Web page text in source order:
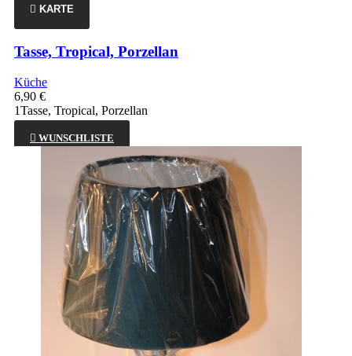
 KARTE
Tasse, Tropical, Porzellan
Küche
6,90 €
1Tasse, Tropical, Porzellan
 WUNSCHLISTE